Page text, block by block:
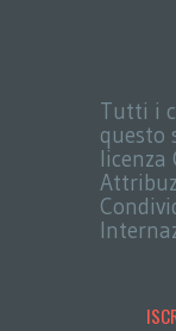
Tutti i
questo
licenza